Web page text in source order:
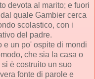
devota al marito; e fuori
quale Gambier cerca
scolastico, con i
del padre.
e un po' ospite di mondi
che sia la casa o
è costruito un suo
fonte di parole e